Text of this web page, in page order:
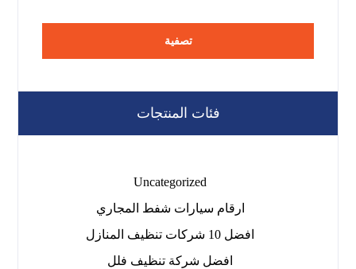
تصفية
فئات المنتجات
Uncategorized
ارقام سيارات شفط المجاري
افضل 10 شركات تنظيف المنازل
افضل شركة تنظيف فلل